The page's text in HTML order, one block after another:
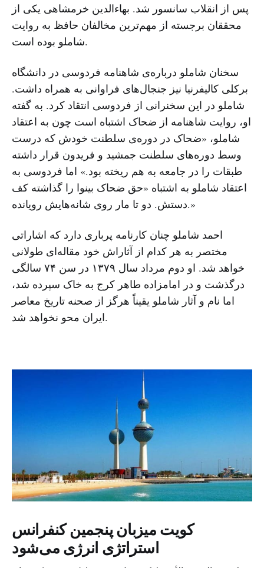
پس از انقلاب سانسور شد. بها‌ءالدین خرمشاهی یکی از
محققان برجسته از مهم‌ترین مخالفان حافظ به روایت
شاملو بوده است.
سخنان شاملو درباره‌ی شاهنامه فردوسی در دانشگاه
برکلی کالیفرنیا نیز جنجال‌های فراوانی به همراه داشت.
شاملو در این سخنرانی از فردوسی انتقاد کرد. به گفته‌
او، روایت شاهنامه از ضحاک اشتباه است چون به اعتقاد
شاملو، «ضحاک در دوره‌ی سلطنت خودش که درست
وسط دوره‌های سلطنت جمشید و فریدون قرار داشته
طبقات را در جامعه‌ به هم ریخته بود.» اما فردوسی به
اعتقاد شاملو به اشتباه «حق ضحاک بینوا را گذاشته کف
دستش. دو تا مار روی شانه‌هایش رویانده.»
احمد شاملو چنان کارنامه‌ پرباری دارد که اشاراتی
مختصر به هر کدام از آثاراش خود مقاله‌ای طولانی
خواهد شد. او دوم مرداد سال ۱۳۷۹ در سن ۷۴ سالگی
درگذشت و در امامزاده طاهر کرج به خاک سپرده شد،
اما نام و آثار شاملو یقیناً هرگز از صحنه‌ تاریخ معاصر
ایران محو نخواهد شد.
کویت میزبان پنجمین کنفرانس
استراتژی انرژی می‌شود